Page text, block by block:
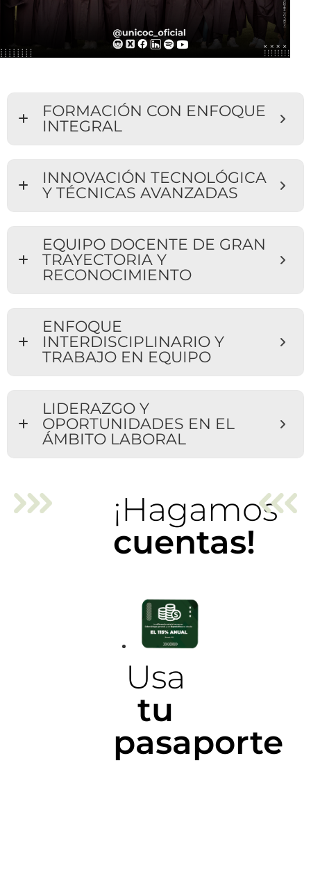
FORMACIÓN CON ENFOQUE
INTEGRAL
INNOVACIÓN TECNOLÓGICA
Y TÉCNICAS AVANZADAS
EQUIPO DOCENTE DE GRAN
TRAYECTORIA Y
RECONOCIMIENTO
ENFOQUE
INTERDISCIPLINARIO Y
TRABAJO EN EQUIPO
LIDERAZGO Y
OPORTUNIDADES EN EL
ÁMBITO LABORAL
¡Hagamos
cuentas!
Usa
tu
pasaporte